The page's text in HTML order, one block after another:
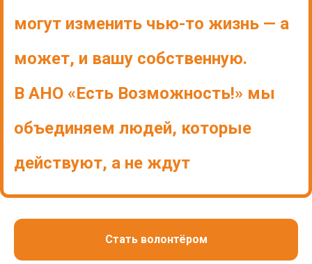
могут изменить чью-то жизнь — а
может, и вашу собственную.
В АНО «Есть Возможность!» мы
объединяем людей, которые
действуют, а не ждут
Стать волонтёром